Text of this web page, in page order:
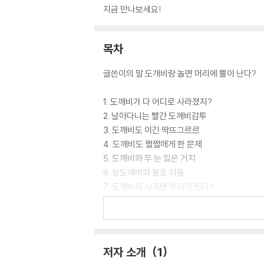
지금 만나보세요!
목차
글쓴이의 말 도개비랑 놀면 머리에 뿔이 난다?
1. 도깨비가 다 어디로 사라졌지?
2. 날아다니는 빨간 도깨비감투
3. 도깨비도 이긴 딱뜨그르르
4. 도깨비도 쩔쩔매게 한 문제
5. 도깨비와 두 눈 잃은 거지
6. 왕도깨비와 불효 아들
7. 도깨비와 사귀면 부자가 된다?
8. 도깨비가 무섭다고?
12. 처녀를 사랑한 참도깨비
저자 소개 1